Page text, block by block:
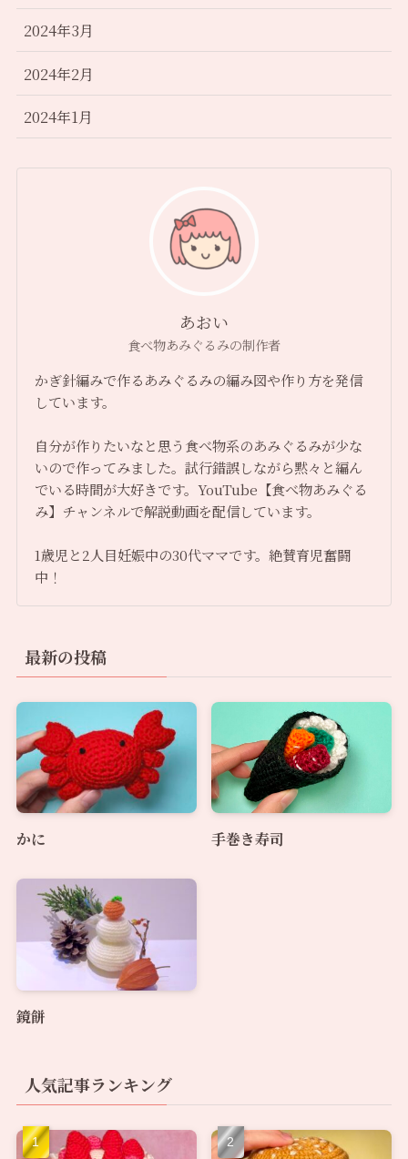
2024年3月
2024年2月
2024年1月
あおい
食べ物あみぐるみの制作者
かぎ針編みで作るあみぐるみの編み図や作り方を発信
しています。
自分が作りたいなと思う食べ物系のあみぐるみが少な
いので作ってみました。試行錯誤しながら黙々と編ん
でいる時間が大好きです。YouTube【食べ物あみぐる
み】チャンネルで解説動画を配信しています。
1歳児と2人目妊娠中の30代ママです。絶賛育児奮闘
中！
最新の投稿
かに 手巻き寿司
鏡餅
人気記事ランキング